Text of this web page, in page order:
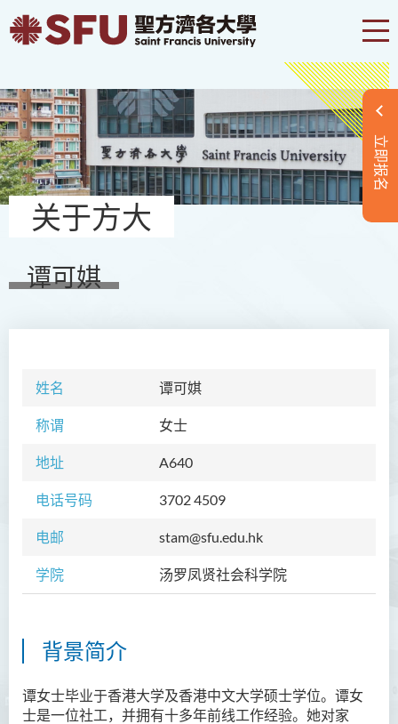
立即报名
关于方大
谭可娸
姓名 谭可娸
称谓 女士
地址 A640
电话号码 3702 4509
电邮 stam@sfu.edu.hk
学院 汤罗凤贤社会科学院
背景简介
谭女士毕业于香港大学及香港中文大学硕士学位。谭女
士是一位社工，并拥有十多年前线工作经验。 她对家